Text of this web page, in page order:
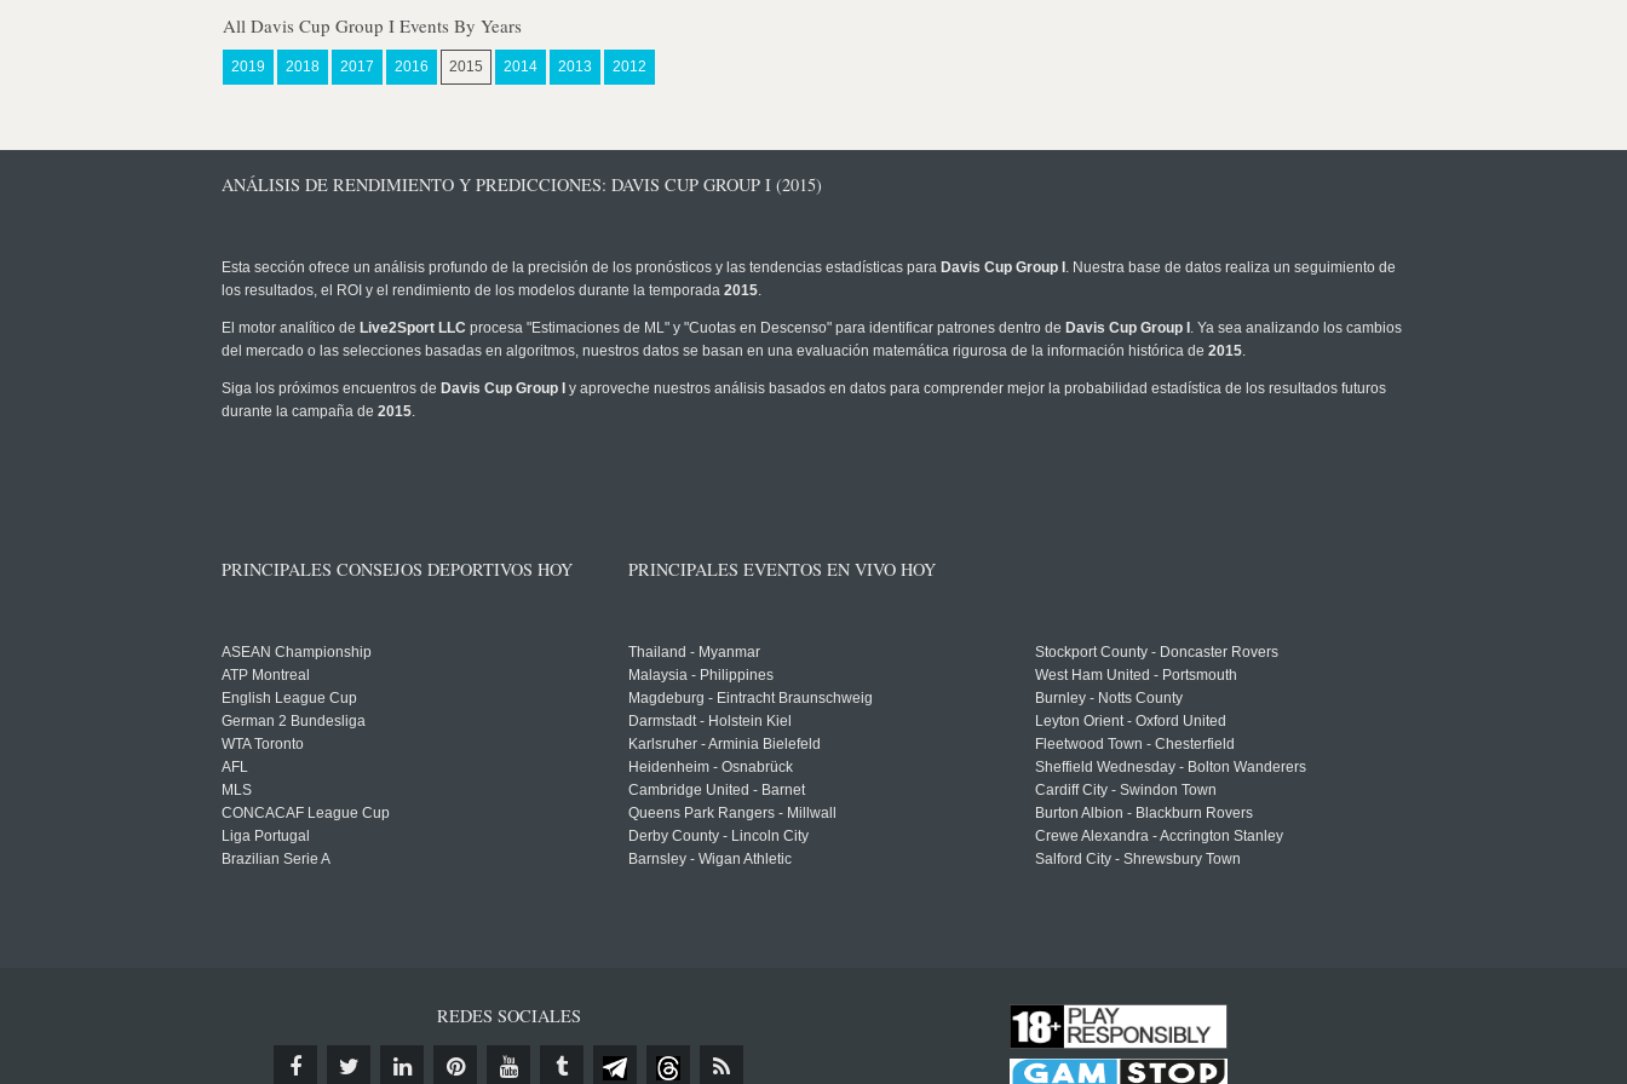
All Davis Cup Group I Events By Years
2019 2018 2017 2016 2015 2014 2013 2012
ANÁLISIS DE RENDIMIENTO Y PREDICCIONES: DAVIS CUP GROUP I (2015)
Esta sección ofrece un análisis profundo de la precisión de los pronósticos y las tendencias estadísticas para Davis Cup Group I . Nuestra base de datos realiza un seguimiento de
los resultados, el ROI y el rendimiento de los modelos durante la temporada 2015.
El motor analítico de Live2Sport LLC procesa "Estimaciones de ML" y "Cuotas en Descenso" para identificar patrones dentro de Davis Cup Group I . Ya sea analizando los cambios
del mercado o las selecciones basadas en algoritmos, nuestros datos se basan en una evaluación matemática rigurosa de la información histórica de 2015.
Siga los próximos encuentros de Davis Cup Group I
y aproveche nuestros análisis basados en datos para comprender mejor la probabilidad estadística de los resultados futuros
durante la campaña de 2015.
PRINCIPALES CONSEJOS DEPORTIVOS HOY
ASEAN Championship
ATP Montreal
English League Cup
German 2 Bundesliga
WTA Toronto
AFL
MLS
CONCACAF League Cup
Liga Portugal
Brazilian Serie A
PRINCIPALES EVENTOS EN VIVO HOY
Thailand - Myanmar
Malaysia - Philippines
Magdeburg - Eintracht Braunschweig
Darmstadt - Holstein Kiel
Karlsruher - Arminia Bielefeld
Heidenheim - Osnabrück
Cambridge United - Barnet
Queens Park Rangers - Millwall
Derby County - Lincoln City
Barnsley - Wigan Athletic
Stockport County - Doncaster Rovers
West Ham United - Portsmouth
Burnley - Notts County
Leyton Orient - Oxford United
Fleetwood Town - Chesterfield
Sheffield Wednesday - Bolton Wanderers
Cardiff City - Swindon Town
Burton Albion - Blackburn Rovers
Crewe Alexandra - Accrington Stanley
Salford City - Shrewsbury Town
REDES SOCIALES